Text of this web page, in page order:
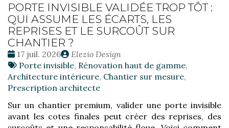
PORTE INVISIBLE VALIDÉE TROP TÔT :
QUI ASSUME LES ÉCARTS, LES
REPRISES ET LE SURCOÛT SUR
CHANTIER ?
Date
:
17 juil. 2026
Publié
par
Elezio Design
Tags
:
Porte invisible, Rénovation haut de gamme,
Architecture intérieure, Chantier sur mesure,
Prescription architecte
Sur un chantier premium, valider une porte invisible
avant les cotes finales peut créer des reprises, des